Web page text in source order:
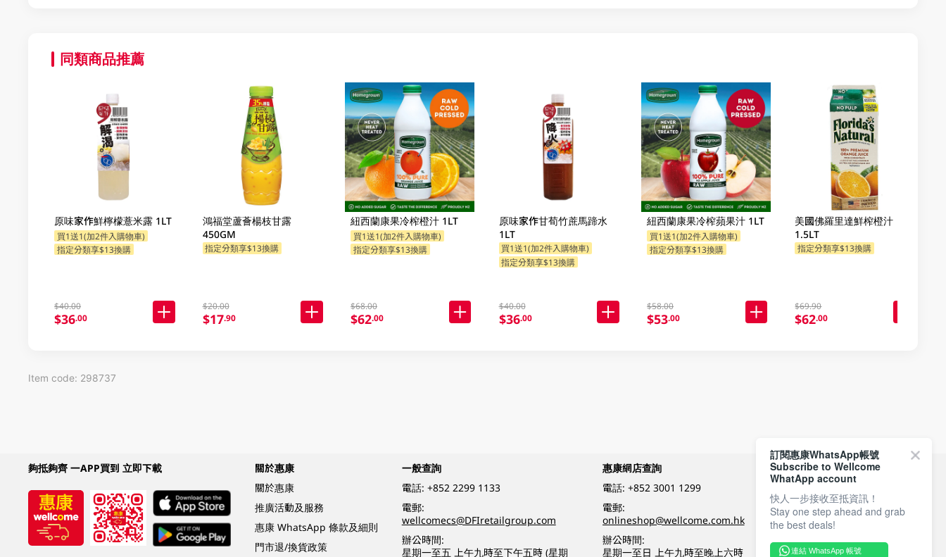
同類商品推薦
原味家作鮮檸檬薏米露 1LT
買1送1(加2件入購物車)
指定分類享$13換購
$40.00
$36.00
鴻福堂蘆薈楊枝甘露
450GM
指定分類享$13換購
$20.00
$17.90
紐西蘭康果冷榨橙汁 1LT
買1送1(加2件入購物車)
指定分類享$13換購
$68.00
$62.00
原味家作甘荀竹蔗馬蹄水
1LT
買1送1(加2件入購物車)
指定分類享$13換購
$40.00
$36.00
紐西蘭康果冷榨蘋果汁 1LT
買1送1(加2件入購物車)
指定分類享$13換購
$58.00
$53.00
美國佛羅里達鮮榨橙汁
1.5LT
指定分類享$13換購
$69.90
$62.00
Item code: 298737
夠抵夠齊 一APP買到 立即下載
關於惠康
關於惠康
推廣活動及服務
惠康 WhatsApp 條款及細則
門市退/換貨政策
一般查詢
電話: +852 2299 1133
電郵:
wellcomecs@DFIretailgroup.com
辦公時間:
星期一至五 上午九時至下午五時 (星期
惠康網店查詢
電話: +852 3001 1299
電郵:
onlineshop@wellcome.com.hk
辦公時間:
星期一至日 上午九時至晚上六時
付款方式
關注我們
訂閱惠康WhatsApp帳號
Subscribe to Wellcome
WhatApp account
快人一步接收至抵資訊！
Stay one step ahead and grab
the best deals!
連結 WhatsApp 帳號